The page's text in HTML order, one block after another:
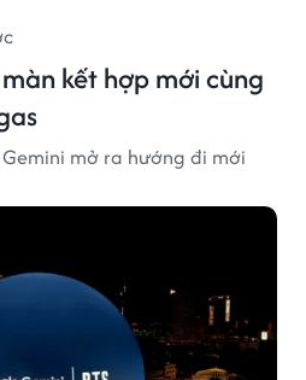
kết hợp mới cùng
mở ra hướng đi mới